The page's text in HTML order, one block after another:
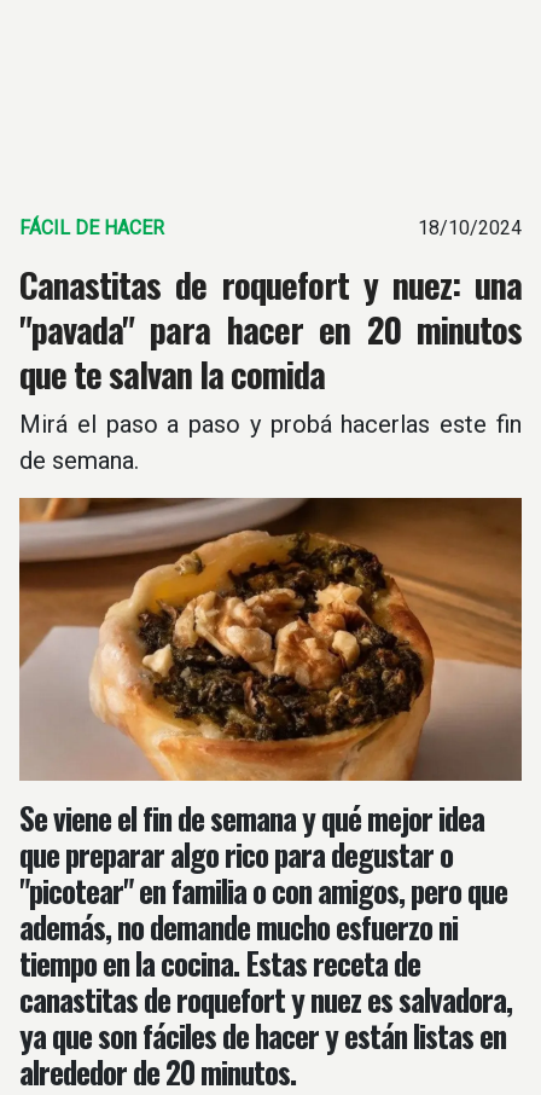
FÁCIL DE HACER 18/10/2024
Canastitas de roquefort y nuez: una
"pavada" para hacer en 20 minutos
que te salvan la comida
Mirá el paso a paso y probá hacerlas este fin
de semana.
Se viene el fin de semana y qué mejor idea
que preparar algo rico para degustar o
"picotear" en familia o con amigos, pero que
además, no demande mucho esfuerzo ni
tiempo en la cocina. Estas receta de
canastitas de roquefort y nuez es salvadora,
ya que son fáciles de hacer y están listas en
alrededor de 20 minutos.